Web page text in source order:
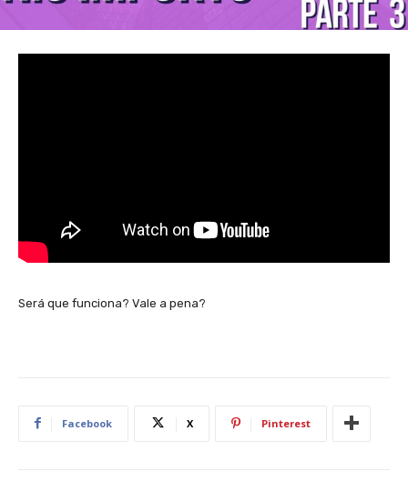
Será que funciona? Vale a pena?
Facebook X Pinterest